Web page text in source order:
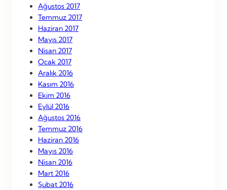
Ağustos 2017
Temmuz 2017
Haziran 2017
Mayıs 2017
Nisan 2017
Ocak 2017
Aralık 2016
Kasım 2016
Ekim 2016
Eylül 2016
Ağustos 2016
Temmuz 2016
Haziran 2016
Mayıs 2016
Nisan 2016
Mart 2016
Şubat 2016